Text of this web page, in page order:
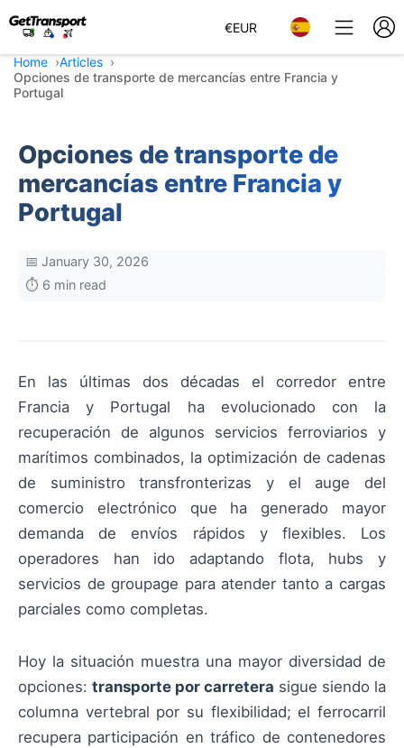
€EUR
Home
Articles
Opciones de transporte de mercancías entre Francia y
Portugal
Opciones de transporte de
mercancías entre Francia y
Portugal
📅 January 30, 2026
⏱️ 6 min read
En las últimas dos décadas el corredor entre
Francia y Portugal ha evolucionado con la
recuperación de algunos servicios ferroviarios y
marítimos combinados, la optimización de cadenas
de suministro transfronterizas y el auge del
comercio electrónico que ha generado mayor
demanda de envíos rápidos y flexibles. Los
operadores han ido adaptando flota, hubs y
servicios de groupage para atender tanto a cargas
parciales como completas.
Hoy la situación muestra una mayor diversidad de
opciones: transporte por carretera sigue siendo la
columna vertebral por su flexibilidad; el ferrocarril
recupera participación en tráfico de contenedores